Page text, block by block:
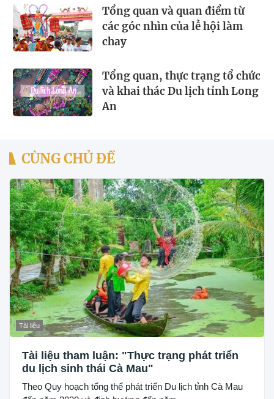
Tổng quan và quan điểm từ
các góc nhìn của lễ hội làm
chay
Tổng quan, thực trạng tổ chức
và khai thác Du lịch tỉnh Long
An
CÙNG CHỦ ĐỀ
Tài liệu
Tài liệu tham luận: "Thực trạng phát triển
du lịch sinh thái Cà Mau"
Theo Quy hoạch tổng thể phát triển Du lịch tỉnh Cà Mau